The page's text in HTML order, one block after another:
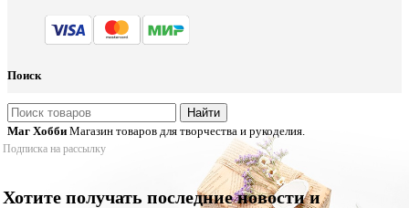
Поиск
Найти
Маг Хобби Магазин товаров для творчества и рукоделия.
Подписка на рассылку
Хотите получать последние новости и